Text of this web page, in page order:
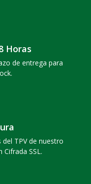
Horas
de entrega para
TPV de nuestro
Cifrada SSL.